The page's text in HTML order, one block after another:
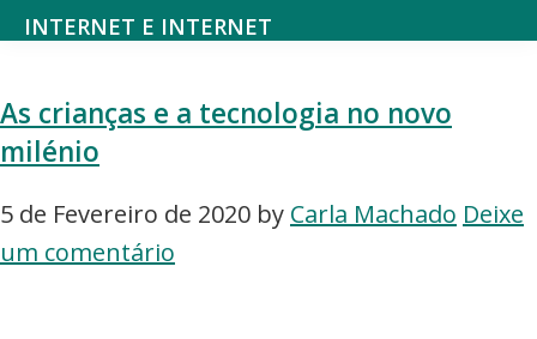
Saltar
o
menu
principal
Skip
main
content
INTERNET E INTERNET
aborda
alojamento,
domínios,
SEO,
marketing
As crianças e a tecnologia no novo
milénio
5 de Fevereiro de 2020 by Carla Machado Deixe
um comentário